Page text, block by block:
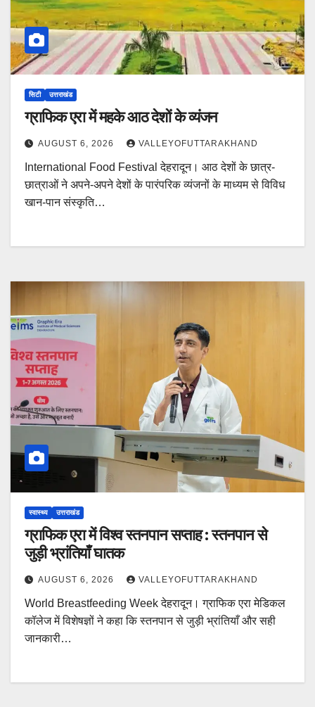
सिटी उत्तराखंड
ग्राफिक एरा में महके आठ देशों के व्यंजन
AUGUST 6, 2026 VALLEYOFUTTARAKHAND
International Food Festival देहरादून। आठ देशों के छात्र-
छात्राओं ने अपने-अपने देशों के पारंपरिक व्यंजनों के माध्यम से विविध
खान-पान संस्कृति…
स्वास्थ्य उत्तराखंड
ग्राफिक एरा में विश्व स्तनपान सप्ताह : स्तनपान से
जुड़ी भ्रांतियाँ घातक
AUGUST 6, 2026 VALLEYOFUTTARAKHAND
World Breastfeeding Week देहरादून। ग्राफिक एरा मेडिकल
कॉलेज में विशेषज्ञों ने कहा कि स्तनपान से जुड़ी भ्रांतियाँ और सही
जानकारी…